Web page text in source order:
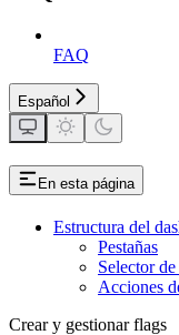
FAQ
Español
En esta página
Estructura del
Pestañas
Selector
Acciones
Crear y gestionar flags